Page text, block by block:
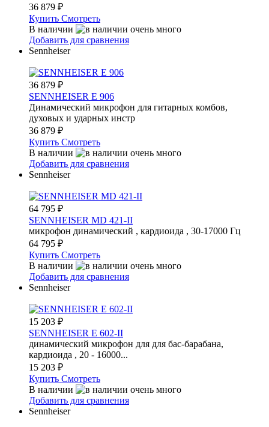
36 879 ₽
Купить Смотреть
В наличии
Добавить для сравнения
Sennheiser
36 879 ₽
SENNHEISER E 906
Динамический микрофон для гитарных комбов,
духовых и ударных инстр
36 879 ₽
Купить Смотреть
В наличии
Добавить для сравнения
Sennheiser
64 795 ₽
SENNHEISER MD 421-II
микрофон динамический , кардиоида , 30-17000 Гц
64 795 ₽
Купить Смотреть
В наличии
Добавить для сравнения
Sennheiser
15 203 ₽
SENNHEISER E 602-II
динамический микрофон для для бас-барабана,
кардиоида , 20 - 16000...
15 203 ₽
Купить Смотреть
В наличии
Добавить для сравнения
Sennheiser